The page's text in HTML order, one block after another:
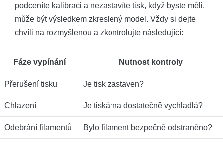
podceníte kalibraci a nezastavíte tisk, když byste měli,
může být výsledkem zkreslený model. Vždy si dejte
chvíli na rozmyšlenou a zkontrolujte následující:
Fáze vypínání Nutnost kontroly
Přerušení tisku Je tisk zastaven?
Chlazení Je tiskárna dostatečně vychladlá?
Odebrání filamentů Bylo filament bezpečně odstraněno?